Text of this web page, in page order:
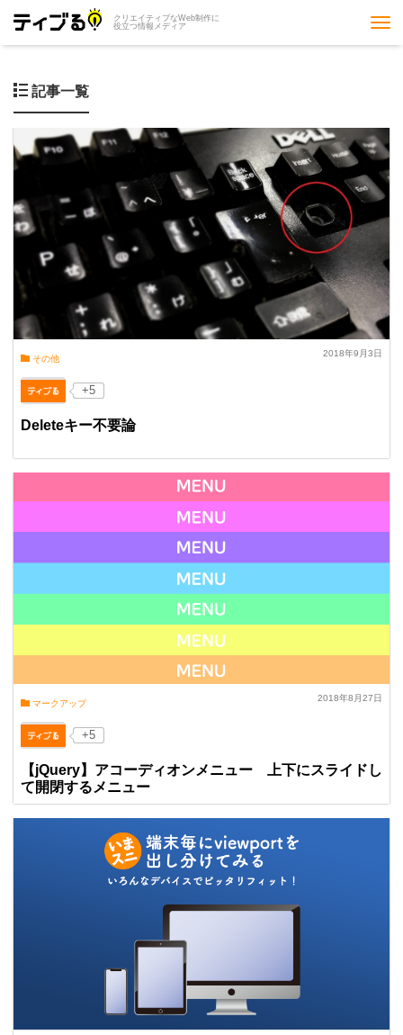
クリエイティブなWeb制作に
役立つ情報メディア
記事一覧
2018年9月3日
その他
+5
Deleteキー不要論
2018年8月27日
マークアップ
+5
【jQuery】アコーディオンメニュー 上下にスライドし
て開閉するメニュー